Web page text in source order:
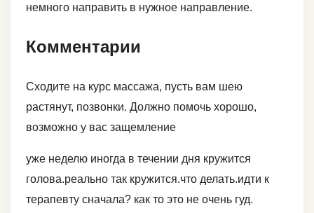
немного направить в нужное направление.
Комментарии
Сходите на курс массажа, пусть вам шею
растянут, позвонки. Должно помочь хорошо,
возможно у вас защемление
уже неделю иногда в течении дня кружится
голова.реально так кружится.что делать.идти к
терапевту сначала? как то это не очень гуд.